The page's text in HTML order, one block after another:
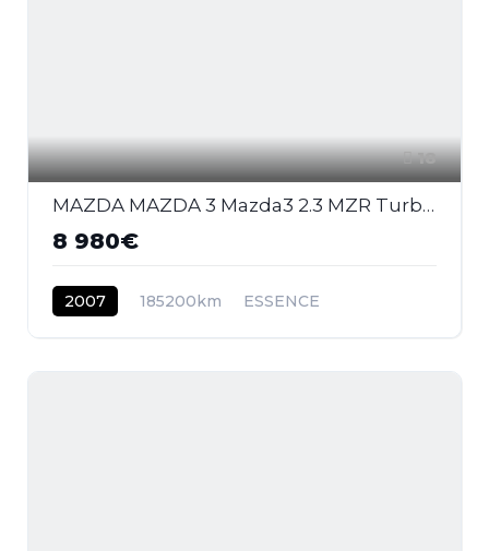
18
MAZDA MAZDA 3 Mazda3 2.3 MZR Turbo 2003 BERLINE MPS PHASE 2
8 980€
2007 185200km ESSENCE